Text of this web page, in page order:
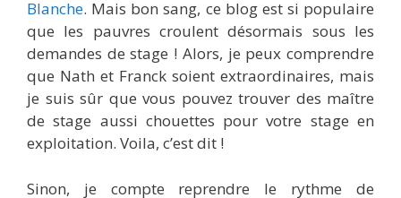
Blanche. Mais bon sang, ce blog est si populaire
que les pauvres croulent désormais sous les
demandes de stage ! Alors, je peux comprendre
que Nath et Franck soient extraordinaires, mais
je suis sûr que vous pouvez trouver des maître
de stage aussi chouettes pour votre stage en
exploitation. Voila, c’est dit !
Sinon, je compte reprendre le rythme de